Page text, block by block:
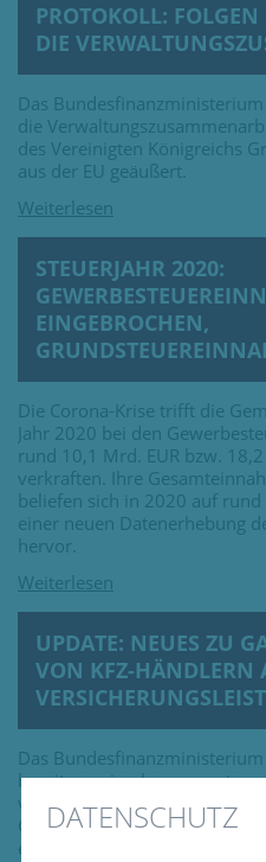
PROTOKOLL: FOLGEN
DIE
Das
die
des Vereinigten Königreichs
aus der EU geäußert.
STEUERJAHR 2020:
EINGEBROCHEN,
Die Corona-Krise trifft die
Jahr 2020 bei den
rund 10,1 Mrd. EUR bzw.
verkraften. Ihre
beliefen sich in 2020 auf rund
einer neuen Datenerhebung
hervor.
UPDATE: NEUES ZU
VON KFZ-HÄNDLERN
Das
bereits zweimal zur umsatz-
versicherungsteuerrechtlichen
Garantiezusagen von Kfz-
ein Urteil des
DATENSCHUTZ